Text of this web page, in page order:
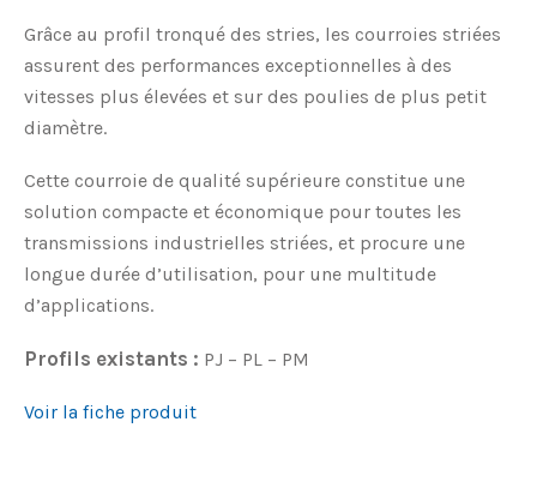
Grâce au profil tronqué des stries, les courroies striées
assurent des performances exceptionnelles à des
vitesses plus élevées et sur des poulies de plus petit
diamètre.
Cette courroie de qualité supérieure constitue une
solution compacte et économique pour toutes les
transmissions industrielles striées, et procure une
longue durée d’utilisation, pour une multitude
d’applications.
Profils existants : PJ – PL – PM
Voir la fiche produit